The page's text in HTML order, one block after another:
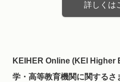
詳しくは
KEIHER Online (KEI Higher
学・高等教育機関に関するさ